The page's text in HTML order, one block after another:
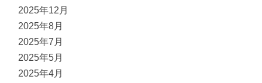
2025年12月
2025年8月
2025年7月
2025年5月
2025年4月